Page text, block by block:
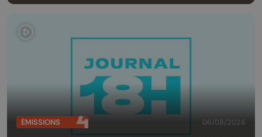
ÉMISSIONS 06/08/2026